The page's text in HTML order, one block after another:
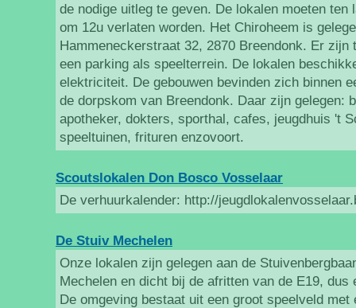
de nodige uitleg te geven. De lokalen moeten ten
om 12u verlaten worden. Het Chiroheem is
Hammeneckerstraat 32, 2870 Breendonk. Er zijn
een parking als speelterrein. De lokalen
elektriciteit. De gebouwen bevinden zich binnen
de dorpskom van Breendonk. Daar zijn gelegen:
apotheker, dokters, sporthal, cafes, jeugdhuis 't
speeltuinen, frituren enzovoort.
Scoutslokalen Don Bosco Vosselaar
De verhuurkalender: http://
De Stuiv Mechelen
Onze lokalen zijn gelegen aan de
Mechelen en dicht bij de afritten van de E19, dus
De omgeving bestaat uit een groot speelveld met